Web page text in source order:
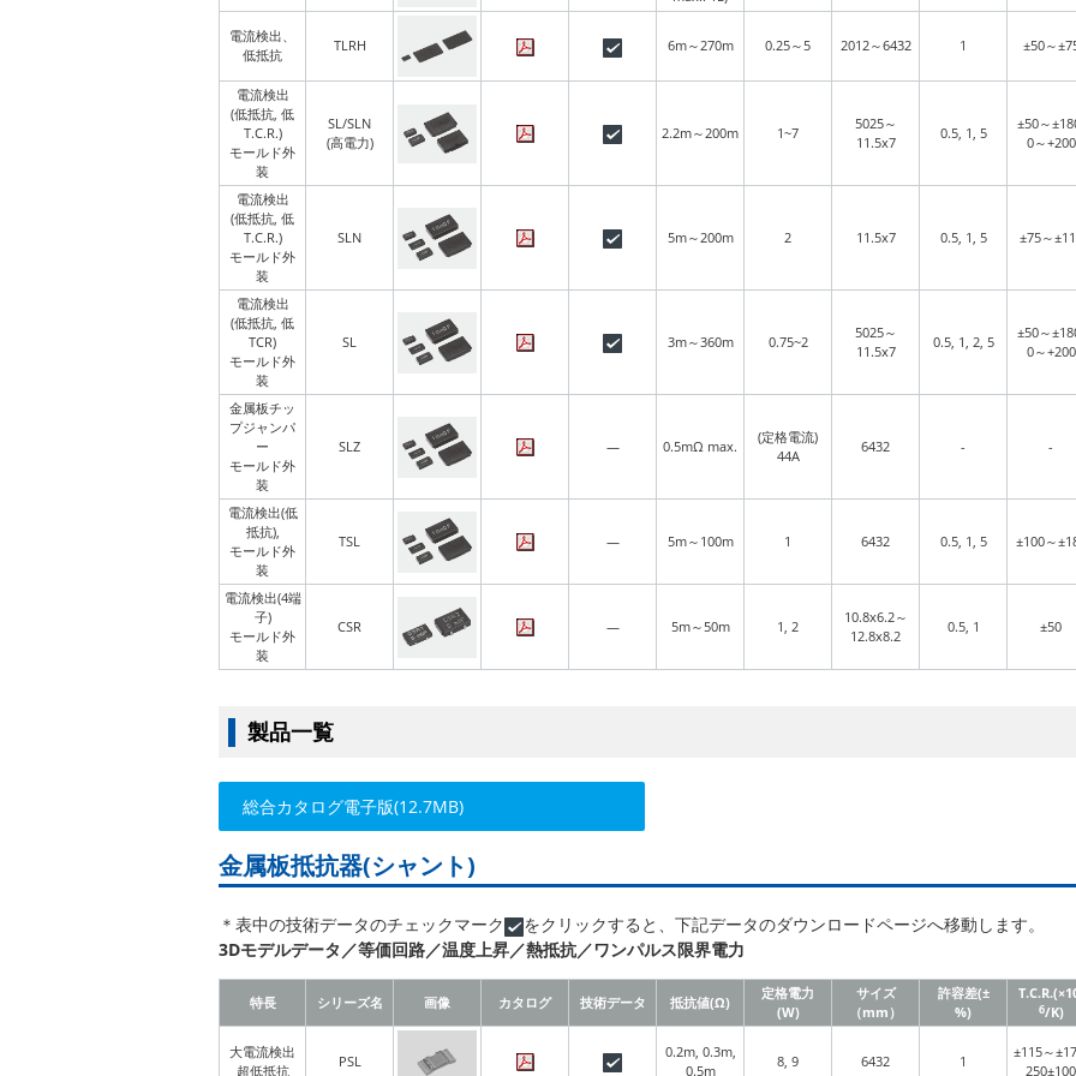
電流検出、
低抵抗
TLRH 6m～270m 0.25～5 2012～6432 1 ±50～
電流検出
(低抵抗, 低
T.C.R.)
モールド外
装
SL/SLN
(高電力)
2.2m～200m 1~7
5025～
11.5x7
0.5, 1, 5
±50～
0～+200
電流検出
(低抵抗, 低
T.C.R.)
モールド外
装
SLN 5m～200m 2 11.5x7 0.5, 1, 5 ±75～
電流検出
(低抵抗, 低
TCR)
モールド外
装
SL 3m～360m 0.75~2
5025～
11.5x7
0.5, 1, 2, 5
±50～
0～+200
金属板チッ
プジャンパ
ー
モールド外
装
SLZ — 0.5mΩ max.
(定格電流)
44A
6432 - -
電流検出(低
抵抗),
モールド外
装
TSL — 5m～100m 1 6432 0.5, 1, 5 ±100～
電流検出(4端
子)
モールド外
装
CSR — 5m～50m 1, 2
10.8x6.2～
12.8x8.2
0.5, 1 ±50
製品一覧
総合カタログ電子版(12.7MB)
金属板抵抗器(シャント)
＊表中の技術データのチェックマーク
をクリックすると、下記データのダウンロードページへ移動します。
3Dモデルデータ／等価回路／温度上昇／熱抵抗／ワンパルス限界電力
特長 シリーズ名 画像 カタログ 技術データ 抵抗値(Ω)
定格電力
(W)
サイズ
（mm）
許容差(±
%)
6/K)
大電流検出
超低抵抗
PSL
0.2m, 0.3m,
0.5m
8, 9 6432 1
±115～
250±100